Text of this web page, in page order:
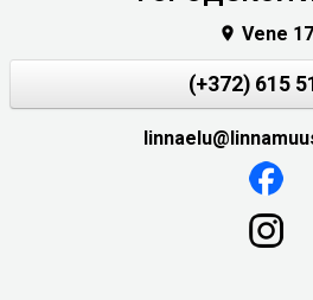
 Vene 17
(+372) 615